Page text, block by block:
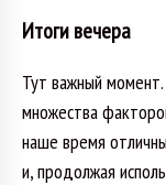
Итоги вечера
Тут важный
множества
наше время
и, продолжая